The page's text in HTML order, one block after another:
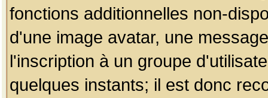
fonctions additionnelles non-
d'une image avatar, une
l'inscription à un groupe
quelques instants; il est donc